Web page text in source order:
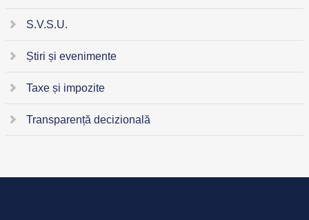
S.V.S.U.
Știri și evenimente
Taxe și impozite
Transparență decizională